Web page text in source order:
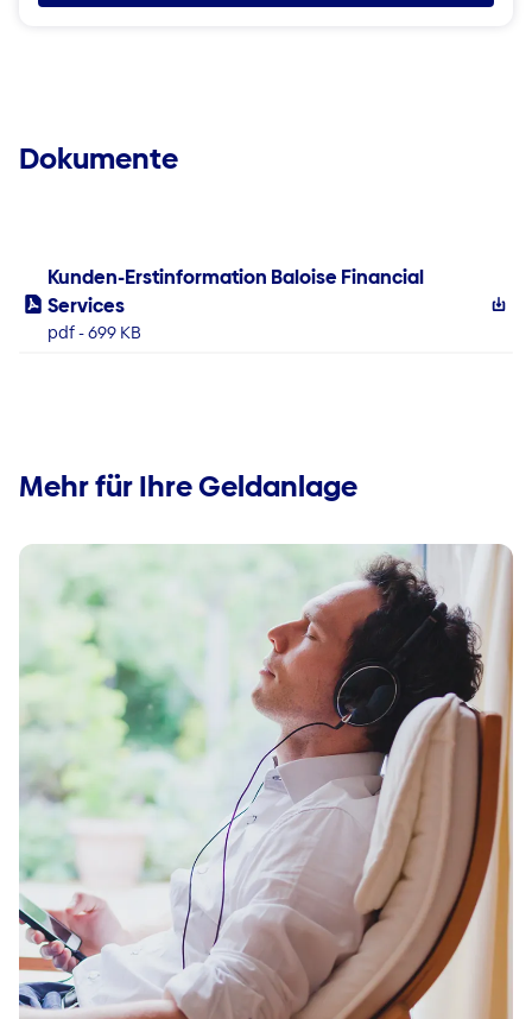
Dokumente
Kunden-Erstinformation Baloise Financial
Services
pdf - 699 KB
Mehr für Ihre Geldanlage